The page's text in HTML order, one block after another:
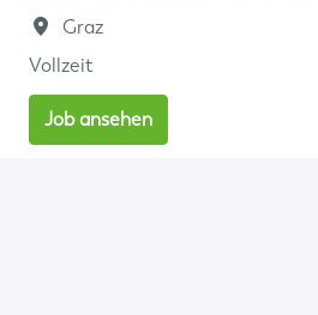
Graz
Vollzeit
Job ansehen